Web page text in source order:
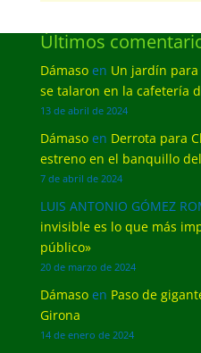
Últimos
Dámasoen Un jardín
se talaron en la cafetería
13 de abril de 2024
Dámasoen Derrota para
estreno en el banquillo
7 de abril de 2024
LUIS ANTONIO GÓMEZ
invisible es lo que más
público»
20 de marzo de 2024
Dámasoen Paso de
Girona
14 de enero de 2024